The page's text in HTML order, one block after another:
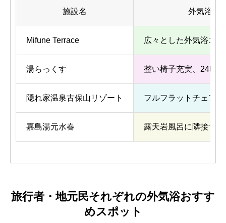
施設名 外気浴ス
Mifune Terrace 広々とした外気浴エ
湯らっくす 整い椅子充実、24時
隠れ家温泉古保山リゾート フルフラットチェア
嘉島湯元水春 露天岩風呂に隣接す
旅行者・地元民それぞれの外気浴おすす
めスポット